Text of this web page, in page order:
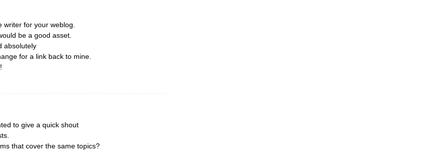
writer for your weblog.
be a good asset.
absolutely
for a link back to mine.
to give a quick shout
that cover the same topics?